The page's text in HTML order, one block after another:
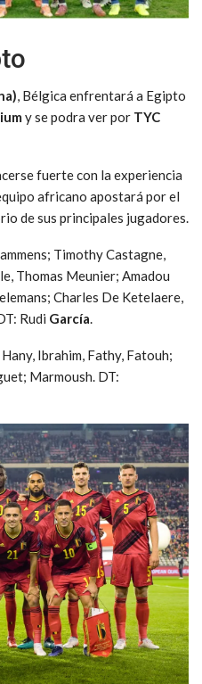
, Bélgica enfrentará a Egipto
y se podra ver por TYC
fuerte con la experiencia
africano apostará por el
de sus principales jugadores.
Timothy Castagne,
Thomas Meunier; Amadou
Charles De Ketelaere,
Rudi García
Ibrahim, Fathy, Fatouh;
Marmoush. DT: